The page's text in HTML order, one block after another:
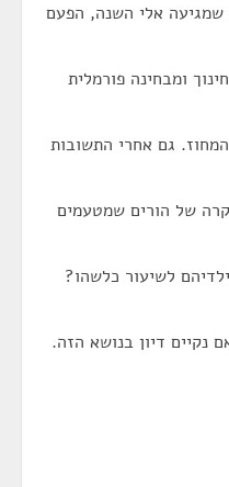
שמגיעה אלי השנה, הפעם
ומבחינה פורמלית
גם אחרי התשובות
של הורים שמטעמים
לשיעור כלשהו?
נקיים דיון בנושא הזה.